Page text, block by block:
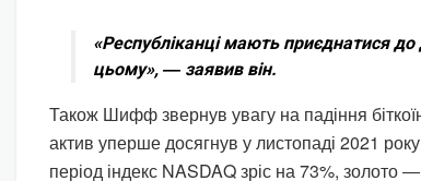
«Республіканці мають приєднатися до
цьому», ― заявив він.
Також Шифф звернув увагу на падіння
актив уперше досягнув у листопаді 2021
період індекс NASDAQ зріс на 73%,